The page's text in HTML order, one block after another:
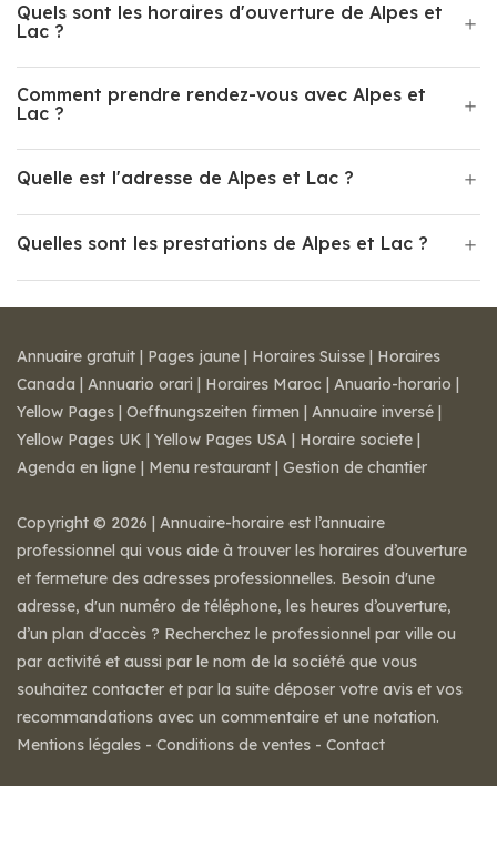
Quels sont les horaires d'ouverture de Alpes et
Lac ?
Comment prendre rendez-vous avec Alpes et
Lac ?
Quelle est l'adresse de Alpes et Lac ?
Quelles sont les prestations de Alpes et Lac ?
Annuaire gratuit | Pages jaune | Horaires Suisse | Horaires
Canada | Annuario orari | Horaires Maroc | Anuario-horario |
Yellow Pages | Oeffnungszeiten firmen | Annuaire inversé |
Yellow Pages UK | Yellow Pages USA | Horaire societe |
Agenda en ligne | Menu restaurant | Gestion de chantier
Copyright © 2026 | Annuaire-horaire est l’annuaire
professionnel qui vous aide à trouver les horaires d’ouverture
et fermeture des adresses professionnelles. Besoin d'une
adresse, d'un numéro de téléphone, les heures d’ouverture,
d’un plan d'accès ? Recherchez le professionnel par ville ou
par activité et aussi par le nom de la société que vous
souhaitez contacter et par la suite déposer votre avis et vos
recommandations avec un commentaire et une notation.
Mentions légales - Conditions de ventes - Contact